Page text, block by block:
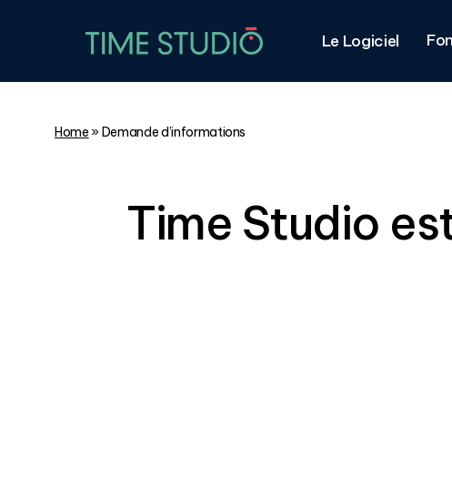
Le Logiciel
Home»Demande d’informations
Time Studio